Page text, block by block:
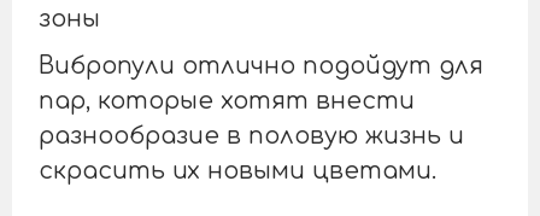
зоны
Вибропули отлично подойдут для
пар, которые хотят внести
разнообразие в половую жизнь и
скрасить их новыми цветами.